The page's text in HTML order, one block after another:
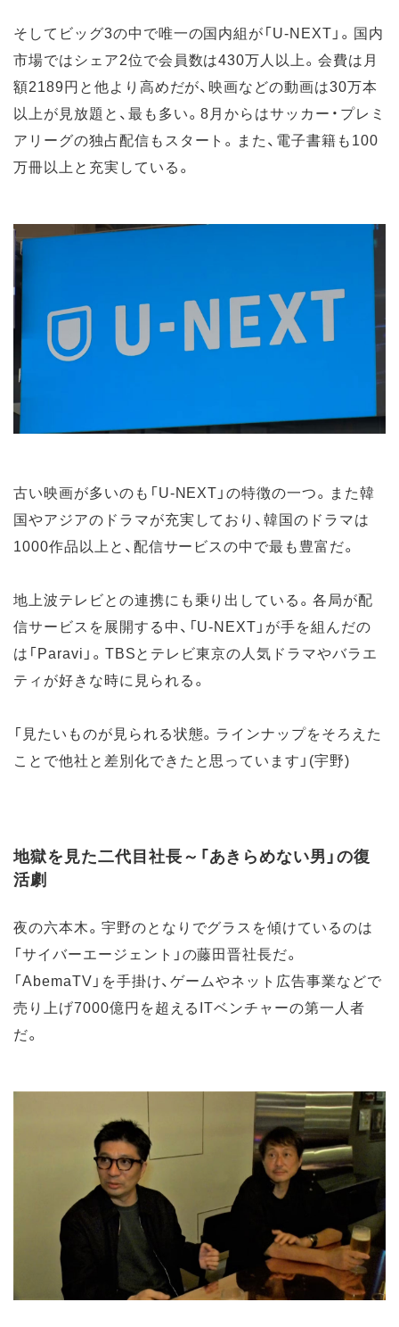
そしてビッグ3の中で唯一の国内組が「U-NEXT」。国内
市場ではシェア2位で会員数は430万人以上。会費は月
額2189円と他より高めだが、映画などの動画は30万本
以上が見放題と、最も多い。8月からはサッカー・プレミ
アリーグの独占配信もスタート。また、電子書籍も100
万冊以上と充実している。
古い映画が多いのも「U-NEXT」の特徴の一つ。また韓
国やアジアのドラマが充実しており、韓国のドラマは
1000作品以上と、配信サービスの中で最も豊富だ。
地上波テレビとの連携にも乗り出している。各局が配
信サービスを展開する中、「U-NEXT」が手を組んだの
は「Paravi」。TBSとテレビ東京の人気ドラマやバラエ
ティが好きな時に見られる。
「見たいものが見られる状態。ラインナップをそろえた
ことで他社と差別化できたと思っています」(宇野)
地獄を見た二代目社長～「あきらめない男」の復
活劇
夜の六本木。宇野のとなりでグラスを傾けているのは
「サイバーエージェント」の藤田晋社長だ。
「AbemaTV」を手掛け、ゲームやネット広告事業などで
売り上げ7000億円を超えるITベンチャーの第一人者
だ。